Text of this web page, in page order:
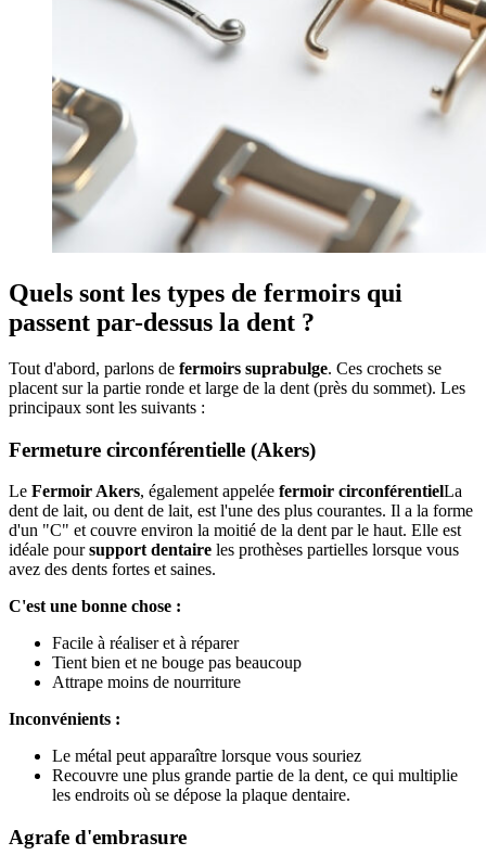
Quels sont les types de fermoirs qui
passent par-dessus la dent ?
Tout d'abord, parlons de fermoirs suprabulge. Ces crochets se
placent sur la partie ronde et large de la dent (près du sommet). Les
principaux sont les suivants :
Fermeture circonférentielle (Akers)
Le Fermoir Akers, également appelée fermoir circonférentielLa
dent de lait, ou dent de lait, est l'une des plus courantes. Il a la forme
d'un "C" et couvre environ la moitié de la dent par le haut. Elle est
idéale poursupport dentaire les prothèses partielles lorsque vous
avez des dents fortes et saines.
C'est une bonne chose :
Facile à réaliser et à réparer
Tient bien et ne bouge pas beaucoup
Attrape moins de nourriture
Inconvénients :
Le métal peut apparaître lorsque vous souriez
Recouvre une plus grande partie de la dent, ce qui multiplie
les endroits où se dépose la plaque dentaire.
Agrafe d'embrasure